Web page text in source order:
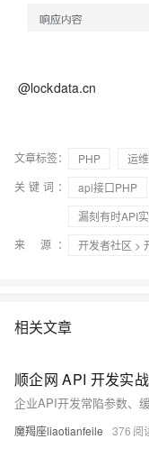
@lockdata.cn
文章标签： PHP 运维
关键词：
api接口PHP
漏刻有时API
来 源：
开发者社区 >
相关文章
魔羯座liaotianfeile 376